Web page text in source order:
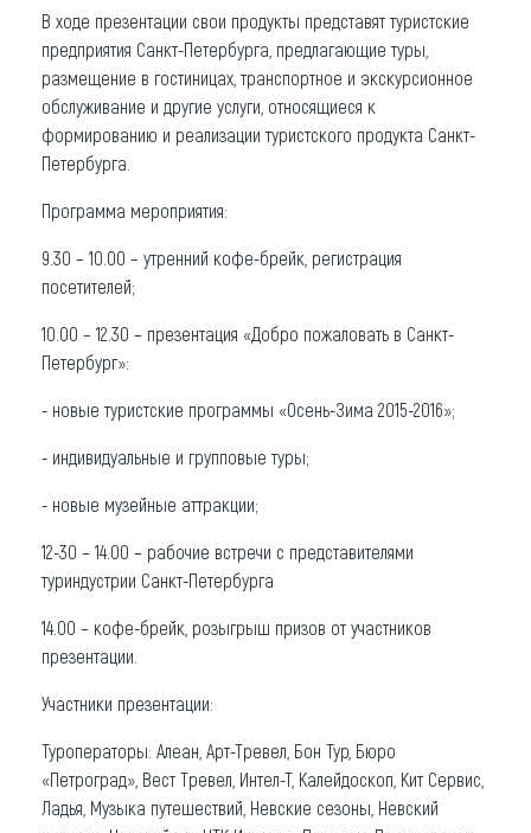
В ходе презентации свои продукты представят туристские
предприятия Санкт-Петербурга, предлагающие туры,
размещение в гостиницах, транспортное и экскурсионное
обслуживание и другие услуги, относящиеся к
формированию и реализации туристского продукта Санкт-
Петербурга.
Программа мероприятия:
9.30 – 10.00 – утренний кофе-брейк, регистрация
посетителей;
10.00 – 12.30 – презентация «Добро пожаловать в Санкт-
Петербург»:
- новые туристские программы «Осень-Зима 2015-2016»;
- индивидуальные и групповые туры;
- новые музейные аттракции;
12-30 – 14.00 – рабочие встречи с представителями
туриндустрии Санкт-Петербурга
14.00 – кофе-брейк, розыгрыш призов от участников
презентации.
Участники презентации:
Туроператоры: Алеан, Арт-Тревел, Бон Тур, Бюро
«Петроград», Вест Тревел, Интел-Т, Калейдоскоп, Кит Сервис,
Ладья, Музыка путешествий, Невские сезоны, Невский